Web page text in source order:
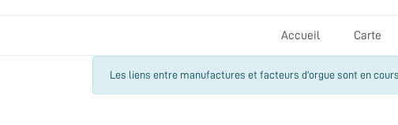
Accueil Carte
Les liens entre manufactures et facteurs d'orgue sont en